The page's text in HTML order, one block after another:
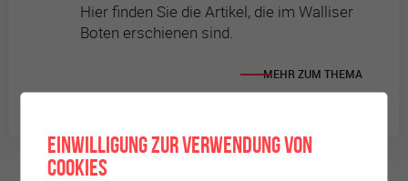
Hier finden Sie die Artikel, die im Walliser
Boten erschienen sind.
MEHR ZUM THEMA
Einwilligung zur Verwendung von
Cookies